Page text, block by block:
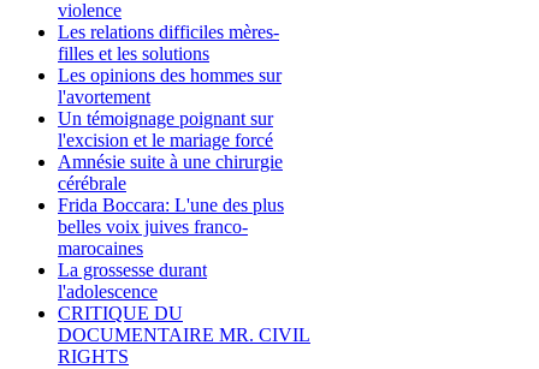
violence
Les relations difficiles mères-
filles et les solutions
Les opinions des hommes sur
l'avortement
Un témoignage poignant sur
l'excision et le mariage forcé
Amnésie suite à une chirurgie
cérébrale
Frida Boccara: L'une des plus
belles voix juives franco-
marocaines
La grossesse durant
l'adolescence
CRITIQUE DU
DOCUMENTAIRE MR. CIVIL
RIGHTS